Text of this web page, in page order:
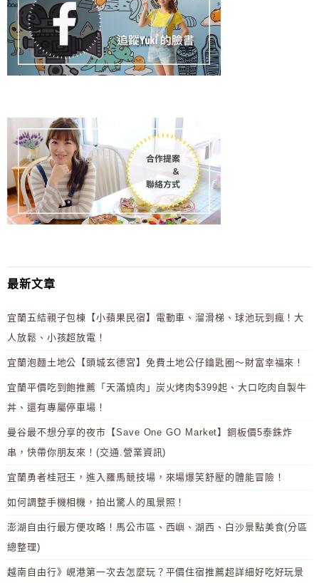
最新文章
宜蘭五結親子包棟【小蘋果民宿】電動車、溜滑梯、球池玩到瘋！大
人放鬆、小孩超放電！
宜蘭泡麵土地公【頭城玄德宮】免費土地公仔鑰匙圈～財富幸福來！
宜蘭平價吃到飽推薦「天滿燒肉」炭火烤肉$399起、大口吃肉自製牛
丼、還有專屬停車場！
曼谷最不想分享的夜市【Save One GO Market】銅板價5泰銖炸
串，快帶你朋友來！(交通.營業資訊)
宜蘭勇者桂冠王，進入羅馬競技場，來場爆笑舒壓的體能冒險！
如何調整手機相機，拍出驚人的風景照！
澎湖自由行最方便攻略！馬公市區、西嶼、湖西、白沙景點美食(分區
總整理)
越南自由行》峴港第一次去怎麼玩？平價住宿推薦超詳細好吃好玩景